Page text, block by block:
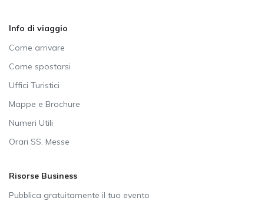
Info di viaggio
Come arrivare
Come spostarsi
Uffici Turistici
Mappe e Brochure
Numeri Utili
Orari SS. Messe
Risorse Business
Pubblica gratuitamente il tuo evento